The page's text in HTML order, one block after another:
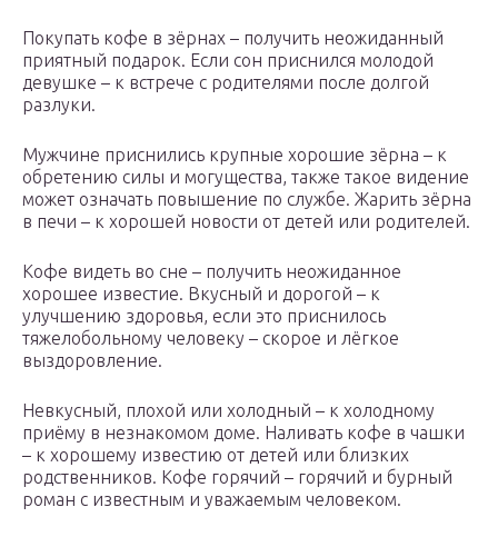
Покупать кофе в зёрнах – получить неожиданный
приятный подарок. Если сон приснился молодой
девушке – к встрече с родителями после долгой
разлуки.
Мужчине приснились крупные хорошие зёрна – к
обретению силы и могущества, также такое видение
может означать повышение по службе. Жарить зёрна
в печи – к хорошей новости от детей или родителей.
Кофе видеть во сне – получить неожиданное
хорошее известие. Вкусный и дорогой – к
улучшению здоровья, если это приснилось
тяжелобольному человеку – скорое и лёгкое
выздоровление.
Невкусный, плохой или холодный – к холодному
приёму в незнакомом доме. Наливать кофе в чашки
– к хорошему известию от детей или близких
родственников. Кофе горячий – горячий и бурный
роман с известным и уважаемым человеком.